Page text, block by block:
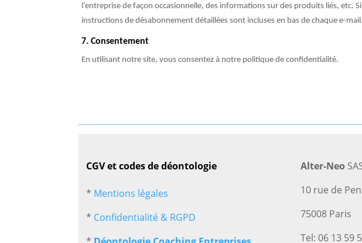
l’entreprise de façon occasionnelle, des informations sur des produits liés, etc.
instructions de désabonnement détaillées sont incluses en bas de chaque e-mail.
7. Consentement
En utilisant notre site, vous consentez à notre politique de confidentialité.
CGV et codes de déontologie
* Mentions légales
* Confidentialité & RGPD
Alter-Neo
10 rue de
75008 Paris
Tel: 06 13 59